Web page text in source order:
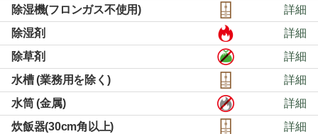
除湿機(フロンガス不使用)
詳細
除湿剤
詳細
除草剤
詳細
水槽 (業務用を除く)
詳細
水筒 (金属)
詳細
炊飯器(30cm角以上)
詳細